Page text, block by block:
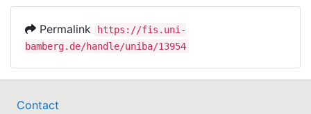
Permalink
https://fis.uni-
bamberg.de/handle/uniba/13954
Contact